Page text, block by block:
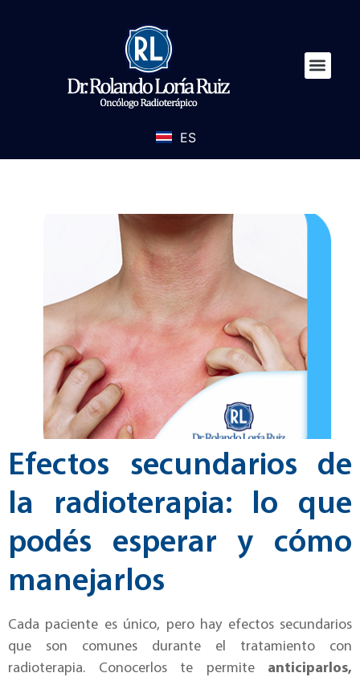
ES
EN
Efectos secundarios de
la radioterapia: lo que
podés esperar y cómo
manejarlos
Cada paciente es único, pero hay efectos secundarios
que son comunes durante el tratamiento con
radioterapia. Conocerlos te permite anticiparlos,